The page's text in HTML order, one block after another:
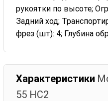
рукоятки по высоте;
Задний ход;
фрез (шт): 4; Глубина
Характеристики
55 HC2